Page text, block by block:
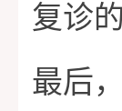
复诊
最后